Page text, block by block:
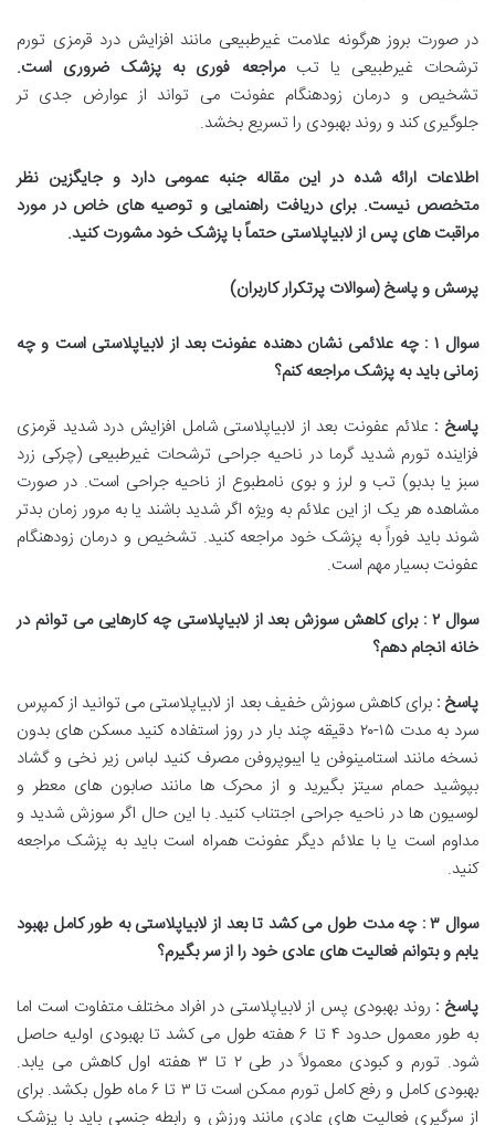
در صورت بروز هرگونه علامت غیرطبیعی مانند افزایش درد قرمزی تورم
ترشحات غیرطبیعی یا تبمراجعه فوری به پزشک ضروری است.
تشخیص و درمان زودهنگام عفونت می تواند از عوارض جدی تر
جلوگیری کند و روند بهبودی را تسریع بخشد.
اطلاعات ارائه شده در این مقاله جنبه عمومی دارد و جایگزین نظر
متخصص نیست. برای دریافت راهنمایی و توصیه های خاص در مورد
مراقبت های پس از لابیاپلاستی حتماً با پزشک خود مشورت کنید.
پرسش و پاسخ (سوالات پرتکرار کاربران)
سوال ۱ : چه علائمی نشان دهنده عفونت بعد از لابیاپلاستی است و چه
زمانی باید به پزشک مراجعه کنم؟
پاسخ : علائم عفونت بعد از لابیاپلاستی شامل افزایش درد شدید قرمزی
فزاینده تورم شدید گرما در ناحیه جراحی ترشحات غیرطبیعی (چرکی زرد
سبز یا بدبو) تب و لرز و بوی نامطبوع از ناحیه جراحی است. در صورت
مشاهده هر یک از این علائم به ویژه اگر شدید باشند یا به مرور زمان بدتر
شوند باید فوراً به پزشک خود مراجعه کنید. تشخیص و درمان زودهنگام
عفونت بسیار مهم است.
سوال ۲: برای کاهش سوزش بعد از لابیاپلاستی چه کارهایی می توانم در
خانه انجام دهم؟
پاسخ :برای کاهش سوزش خفیف بعد از لابیاپلاستی می توانید از کمپرس
سرد به مدت ۱۵-۲۰ دقیقه چند بار در روز استفاده کنید مسکن های بدون
نسخه مانند استامینوفن یا ایبوپروفن مصرف کنید لباس زیر نخی و گشاد
بپوشید حمام سیتز بگیرید و از محرک ها مانند صابون های معطر و
لوسیون ها در ناحیه جراحی اجتناب کنید. با این حال اگر سوزش شدید و
مداوم است یا با علائم دیگر عفونت همراه است باید به پزشک مراجعه
کنید.
سوال ۳: چه مدت طول می کشد تا بعد از لابیاپلاستی به طور کامل بهبود
یابم و بتوانم فعالیت های عادی خود را از سر بگیرم؟
پاسخ : روند بهبودی پس از لابیاپلاستی در افراد مختلف متفاوت است اما
به طور معمول حدود ۴ تا ۶ هفته طول می کشد تا بهبودی اولیه حاصل
شود. تورم و کبودی معمولاً در طی ۲ تا ۳ هفته اول کاهش می یابد.
بهبودی کامل و رفع کامل تورم ممکن است تا ۳ تا ۶ ماه طول بکشد. برای
از سرگیری فعالیت های عادی مانند ورزش و رابطه جنسی باید با پزشک